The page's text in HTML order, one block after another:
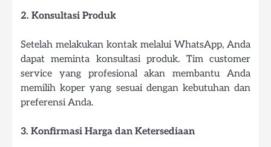
2. Konsultasi Produk
Setelah melakukan kontak melalui WhatsApp, Anda
dapat meminta konsultasi produk. Tim customer
service yang profesional akan membantu Anda
memilih koper yang sesuai dengan kebutuhan dan
preferensi Anda.
3. Konfirmasi Harga dan Ketersediaan